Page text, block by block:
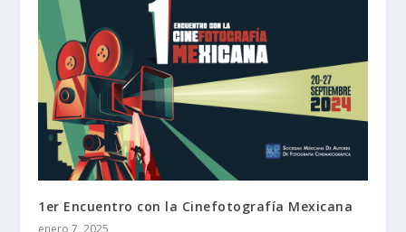
1er Encuentro con la Cinefotografía Mexicana
enero 7, 2025